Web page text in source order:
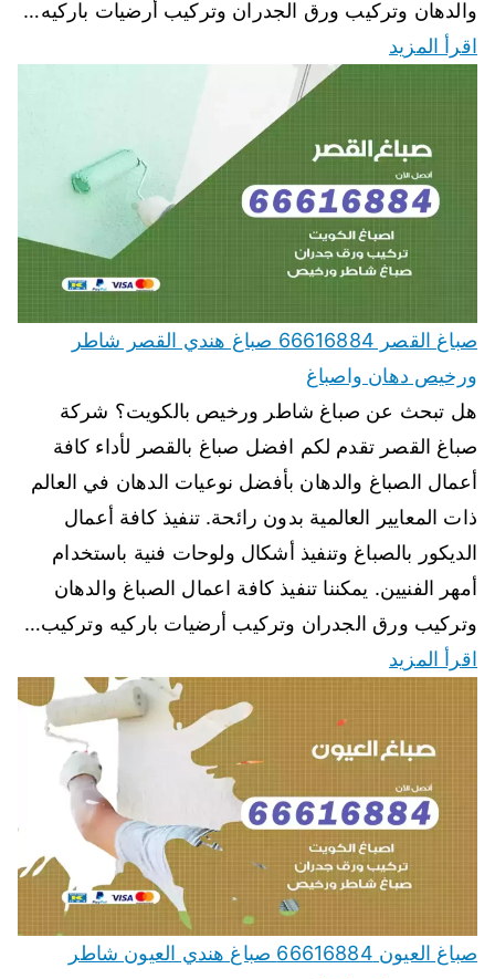
والدهان وتركيب ورق الجدران وتركيب أرضيات باركيه…
اقرأ المزيد
صباغ القصر 66616884 صباغ هندي القصر شاطر
ورخيص دهان واصباغ
هل تبحث عن صباغ شاطر ورخيص بالكويت؟ شركة
صباغ القصر تقدم لكم افضل صباغ بالقصر لأداء كافة
أعمال الصباغ والدهان بأفضل نوعيات الدهان في العالم
ذات المعايير العالمية بدون رائحة. تنفيذ كافة أعمال
الديكور بالصباغ وتنفيذ أشكال ولوحات فنية باستخدام
أمهر الفنيين. يمكننا تنفيذ كافة اعمال الصباغ والدهان
وتركيب ورق الجدران وتركيب أرضيات باركيه وتركيب…
اقرأ المزيد
صباغ العيون 66616884 صباغ هندي العيون شاطر